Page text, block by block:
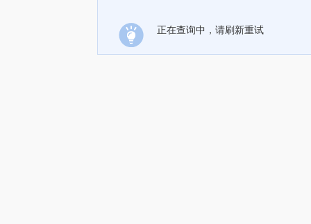
正在查询中，请刷新重试